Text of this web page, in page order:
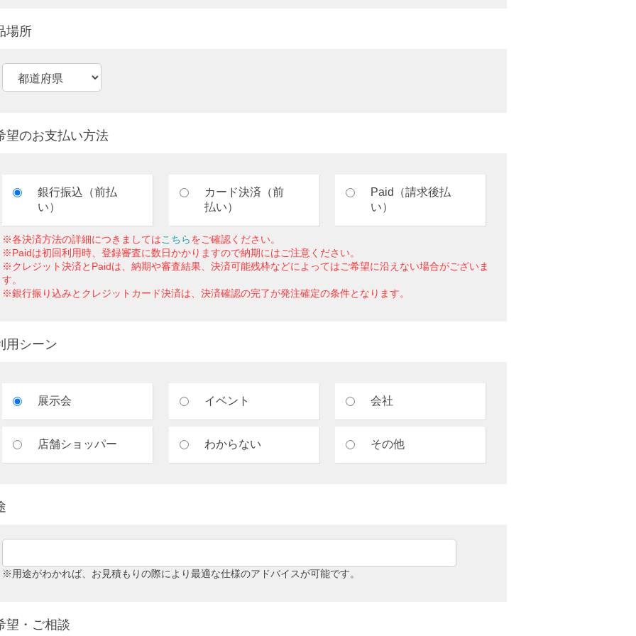
場所
望のお支払い方法
銀行振込（前払
い）
カード決済（前
払い）
Paid（請求後払
い）
※各決済方法の詳細につきましてはこちらをご確認ください。
※Paidは初回利用時、登録審査に数日かかりますので納期にはご注意ください。
※クレジット決済とPaidは、納期や審査結果、決済可能残枠などによってはご希望に沿えない場合がございま
す。
※銀行振り込みとクレジットカード決済は、決済確認の完了が発注確定の条件となります。
用シーン
展示会 イベント 会社
店舗ショッパー わからない その他
※用途がわかれば、お見積もりの際により最適な仕様のアドバイスが可能です。
望・ご相談